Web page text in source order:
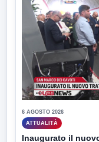
6 AGOSTO 2026
ATTUALITÀ
Inaugurato il